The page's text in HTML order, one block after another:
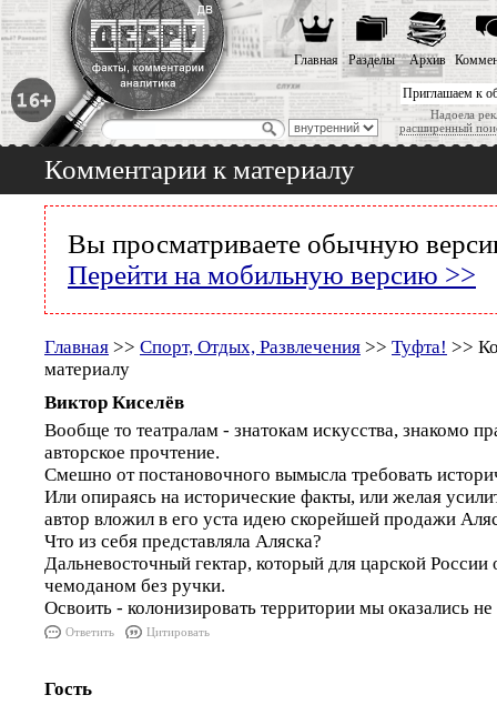
Приглашаем к
Надоела
расширенный
Главная Разделы Архив
Комментарии к материалу
Вы просматриваете обычную
Перейти на мобильную версию >>
Главная >> Спорт, Отдых, Развлечения >> Туфта! >>
материалу
Виктор Киселёв
Вообще то театралам - знатокам искусства, знакомо
авторское прочтение.
Смешно от постановочного вымысла требовать
Или опираясь на исторические факты, или желая
автор вложил в его уста идею скорейшей продажи
Что из себя представляла Аляска?
Дальневосточный гектар, который для царской России
чемоданом без ручки.
Освоить - колонизировать территории мы оказались
Ответить Цитировать
Гость